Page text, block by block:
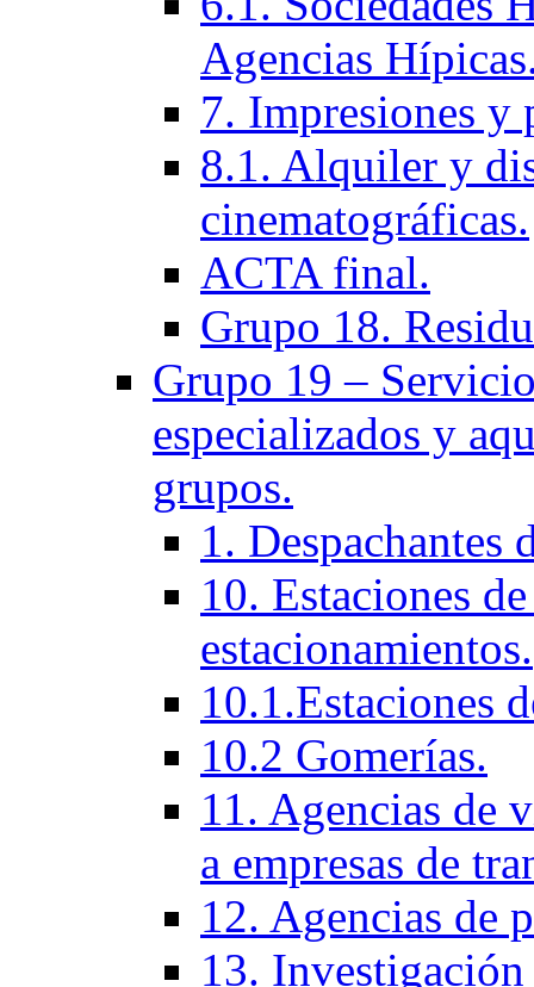
Agencias
7. Impresiones
8.1. Alquiler y
cinematográficas.
ACTA final.
Grupo 18.
Grupo 19 –
especializados y
grupos.
1. Despachantes
10. Estaciones
estacionamientos.
10.1.Estaciones
10.2 Gomerías.
11. Agencias de
a empresas de
12. Agencias de
13.